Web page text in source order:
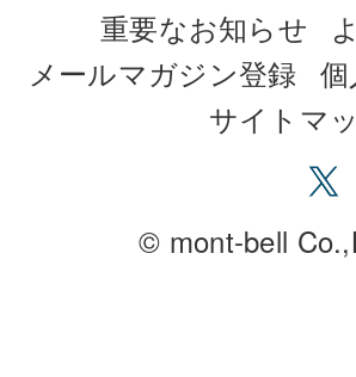
重要なお知らせ
メールマガジン登録
サイトマ
© mont-bell